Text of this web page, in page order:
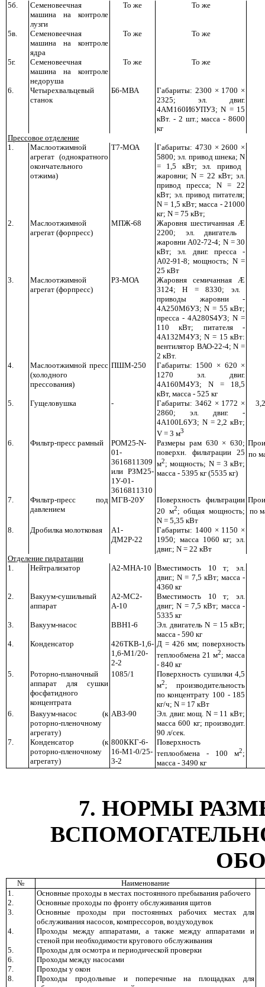
5б.
Семеновеечная
машина на контроле
лузги
То же То же
5в.
Семеновеечная
машина на контроле
ядра
То же То же
5г.
Семеновеечная
машина на контроле
недоруша
То же То же
6.
Четырехвальцевый
станок
Б6-МВА
Габариты: 2300 × 1700 ×
2325; эл. двиг.
4АМ160И6УПУЗ;N = 15
кВт. - 2 шт.; масса - 8600
кг
Прессовое отделение
1.
Маслоотжимной
агрегат (однократного
окончательного
отжима)
Т7-МОА
Габариты: 4730 × 2600 ×
5800; эл. привод шнека;N
= 1,5 кВт; эл. привод
жаровни;N = 22 кВт; эл.
привод пресса; N = 22
кВт; эл. привод питателя;
N= 1,5 кВт; масса - 21000
кг; N= 75 кВт;
2.
Маслоотжимной
агрегат (форпресс)
МПЖ-68 Жаровня шестичаннаяÆ
2200; эл. двигатель
жаровни А02-72-4; N = 30
кВт; эл. двиг. пресса -
А02-91-8; мощность; N=
25 кВт
3.
Маслоотжимной
агрегат (форпресс)
РЗ-МОА Жаровня семичаннаяÆ
3124; Н = 8330; эл.
приводы жаровни -
4А250М6УЗ;N = 55 кВт;
пресса - 4А280S4УЗ;N =
110 кВт; питателя -
4А132М4УЗ;N = 15 кВт:
вентилятор ВАО-22-4;N =
2 кВт.
4.
Маслоотжимной пресс
(холодного
прессования)
ПШМ-250
Габариты: 1500 × 620 ×
1270 эл. двиг.
4А160М4УЗ; N= 18,5
кВт, масса - 525 кг
5.
Гущеловушка -
Габариты: 3462 × 1772 ×
2860; эл. двиг. -
4А100L6УЗ; N= 2,2 кВт;
V= 3 м3
6. Фильтр-пресс рамный РОМ25-N-
01-
3616811309
или РЗМ25-
1У-01-
3616811310
Размеры рам 630 × 630;
поверхн. фильтрации 25
м2; мощность; N= 3 кВт;
масса - 5395 кг (5535 кг)
по
7.
Фильтр-пресс под
давлением
МГВ-20У
Поверхность фильтрации
20 м2; общая мощность;
N= 5,35 кВт
по
8. Дробилка молотковая
А1-
ДМ2Р-22
Габариты: 1400 × 1150 ×
1950; масса 1060 кг; эл.
двиг.; N= 22 кВт
Отделение гидратации
1.
Нейтрализатор А2-МНА-10
Вместимость 10 т; эл.
двиг.;N = 7,5 кВт; масса -
4360 кг
2.
Вакуум-сушильный
аппарат
А2-МС2-
А-10
Вместимость 10 т; эл.
двиг;N = 7,5 кВт; масса -
5335 кг
3.
Вакуум-насос ВВН1-6 Эл. двигательN = 15 кВт;
масса - 590 кг
4.
Конденсатор
426ТКВ-1,6-
1,6-М1/20-
2-2
Д = 426 мм; поверхность
теплообмена 21 м2; масса
- 840 кг
5.
Роторно-планочный
аппарат для сушки
фосфатидного
концентрата
1085/1
Поверхность сушилки 4,5
м2; производительность
по концентрату 100 - 185
кг/ч; N= 17 кВт
6.
Вакуум-насос (к
роторно-пленочному
агрегату)
АВЗ-90 Эл. двиг. мощ. N = 11 кВт;
масса 600 кг; производит.
90 л/сек.
7.
Конденсатор (к
роторно-пленочному
агрегату)
800ККГ-6-
16-М1-0/25-
3-2
Поверхность
теплообмена - 100 м2;
масса - 3490 кг
7. НОРМЫ
№
Наименование
1.
Основные проходы в местах постоянного пребывания рабочего
2.
Основные проходы по фронту обслуживания щитов
3.
Основные проходы при постоянных рабочих местах для
обслуживания насосов, компрессоров, воздуходувок
4.
Проходы между аппаратами, а также между аппаратами и
стеной при необходимости кругового обслуживания
5.
Проходы для осмотра и периодической проверки
6.
Проходы между насосами
7.
Проходы у окон
8.
Проходы продольные и поперечные на площадках для